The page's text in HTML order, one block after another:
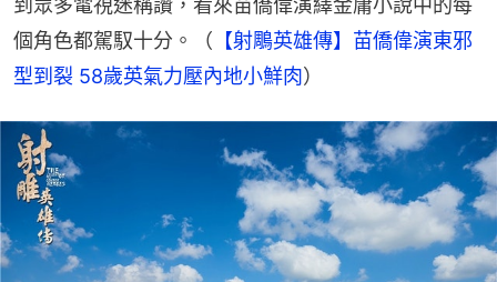
個角色都駕馭十分。（ 【射鵰英雄傳】苗僑偉演東邪
型到裂 58歲英氣力壓內地小鮮肉）